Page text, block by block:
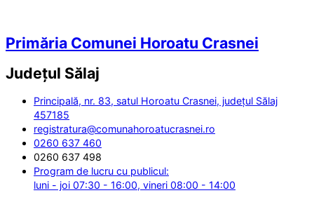
Primăria Comunei Horoatu Crasnei
Județul Sălaj
Principală, nr. 83, satul Horoatu Crasnei, județul Sălaj
457185
registratura@comunahoroatucrasnei.ro
0260 637 460
0260 637 498
Program de lucru cu publicul:
luni - joi 07:30 - 16:00, vineri 08:00 - 14:00